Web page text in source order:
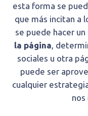
esta forma se
que más incitan a
se puede hacer
la página,
sociales u otra
puede ser
cualquier
nos